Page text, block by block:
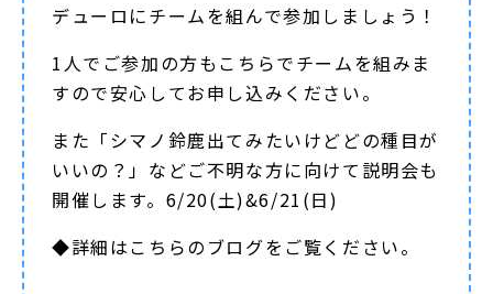
デューロにチームを組んで参加しましょう！
1人でご参加の方もこちらでチームを組みま
すので安心してお申し込みください。
また「シマノ鈴鹿出てみたいけどどの種目が
いいの？」などご不明な方に向けて説明会も
開催します。6/20(土)&6/21(日)
◆詳細はこちらのブログをご覧ください。